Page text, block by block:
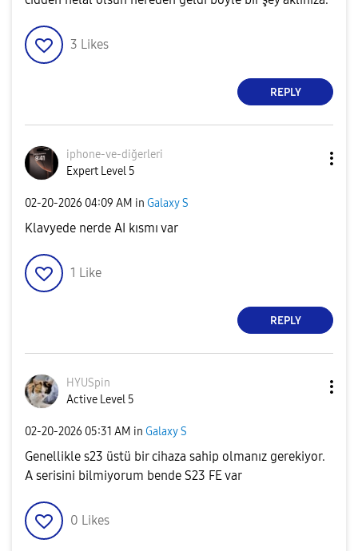
3 Likes
REPLY
iphone-ve-diğerleri
Expert Level 5
‎02-20-2026 04:09 AM in Galaxy S
Klavyede nerde AI kısmı var
1 Like
REPLY
HYUSpin
Active Level 5
‎02-20-2026 05:31 AM in Galaxy S
Genellikle s23 üstü bir cihaza sahip olmanız gerekiyor.
A serisini bilmiyorum bende S23 FE var
0 Likes